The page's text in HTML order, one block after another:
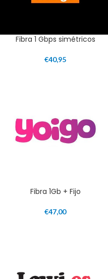
Fibra 1 Gbps simétricos
€40,95
Fibra 1Gb + Fijo
€47,00